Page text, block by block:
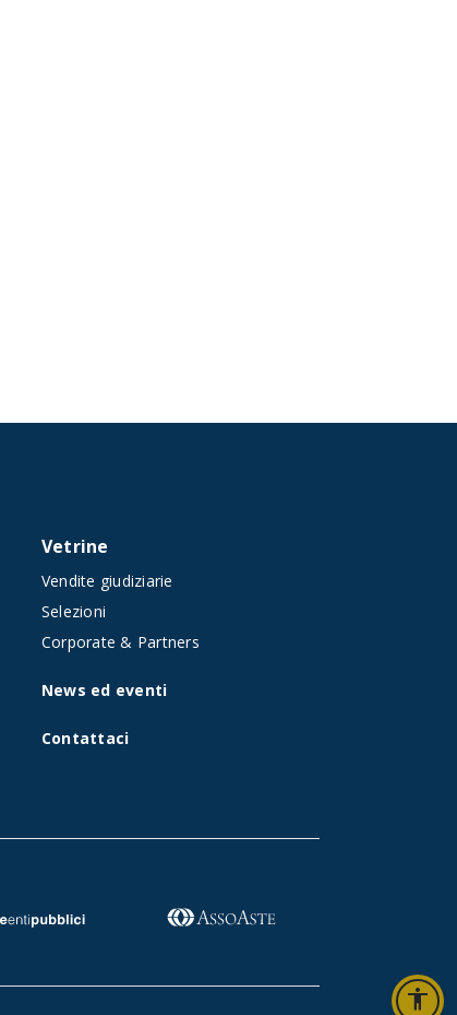
Vetrine
Vendite giudiziarie
Selezioni
Corporate & Partners
News ed eventi
Contattaci
accessibility